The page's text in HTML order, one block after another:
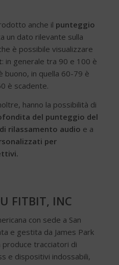
anche il punteggio
un dato rilevante sulla
è possibile visualizzare
: in generale tra 90 e 100 è
buono, in quella 60-79 è
è scadente.
hanno la possibilità di
del punteggio del
rilassamento audio e a
per
FITBIT, INC
con sede a San
e gestita da James Park
produce tracciatori di
e dispositivi indossabili,